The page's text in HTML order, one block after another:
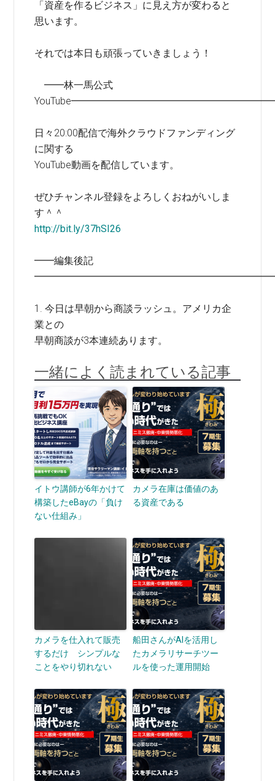
「資産を作るビジネス」に見え方が変わると
思います。
それでは本日も頑張っていきましょう！
━━林一馬公式
日々20:00配信で海外クラウドファンディング
に関する
YouTube動画を配信しています。
ぜひチャンネル登録をよろしくおねがいしま
す＾＾
http://bit.ly/37hSI26
━━編集後記
1. 今日は早朝から商談ラッシュ。アメリカ企
業との
早朝商談が3本連続あります。
一緒によく読まれている記事
イトウ講師が6年かけて
構築したeBayの「負け
ない仕組み」
カメラ在庫は価値のあ
る資産である
カメラを仕入れて販売
するだけ シンプルな
ことをやり切れない
船田さんがAIを活用し
たカメラリサーチツー
ルを使った運用開始